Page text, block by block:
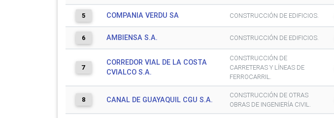
5 COMPANIA VERDU SA CONSTRUCCIÓN DE EDIFICIOS.
6 AMBIENSA S.A. CONSTRUCCIÓN DE EDIFICIOS.
7
CORREDOR VIAL DE LA COSTA
CVIALCO S.A.
CONSTRUCCIÓN DE
CARRETERAS Y LÍNEAS DE
FERROCARRIL.
8 CANAL DE GUAYAQUIL CGU S.A.
CONSTRUCCIÓN DE OTRAS
OBRAS DE INGENIERÍA CIVIL.